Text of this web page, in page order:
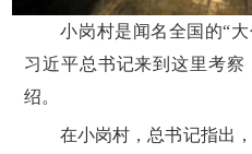
小岗村是闻名全国的“大
习近平总书记来到这里考
绍。
在小岗村，总书记指出，